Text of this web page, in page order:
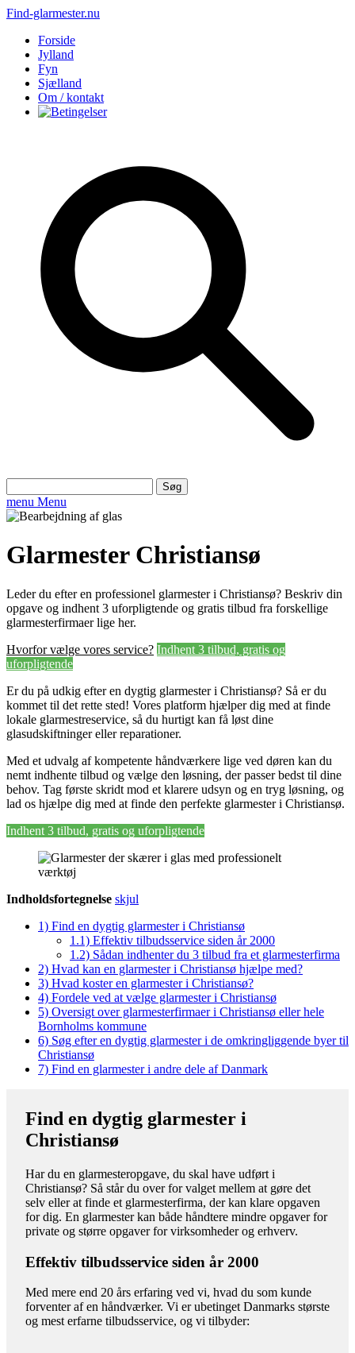
Find-glarmester.nu
Forside
Jylland
Fyn
Sjælland
Om / kontakt
efter:
menu Menu
Glarmester Christiansø
Leder du efter en professionel glarmester i Christiansø? Beskriv din
opgave og indhent 3 uforpligtende og gratis tilbud fra forskellige
glarmesterfirmaer lige her.
Hvorfor vælge vores service? Indhent 3 tilbud, gratis og
uforpligtende
Er du på udkig efter en dygtig glarmester i Christiansø? Så er du
kommet til det rette sted! Vores platform hjælper dig med at finde
lokale glarmestreservice, så du hurtigt kan få løst dine
glasudskiftninger eller reparationer.
Med et udvalg af kompetente håndværkere lige ved døren kan du
nemt indhente tilbud og vælge den løsning, der passer bedst til dine
behov. Tag første skridt mod et klarere udsyn og en tryg løsning, og
lad os hjælpe dig med at finde den perfekte glarmester i Christiansø.
Indhent 3 tilbud, gratis og uforpligtende
Indholdsfortegnelse skjul
1) Find en dygtig glarmester i Christiansø
1.1) Effektiv tilbudsservice siden år 2000
1.2) Sådan indhenter du 3 tilbud fra et glarmesterfirma
2) Hvad kan en glarmester i Christiansø hjælpe med?
3) Hvad koster en glarmester i Christiansø?
4) Fordele ved at vælge glarmester i Christiansø
5) Oversigt over glarmesterfirmaer i Christiansø eller hele
Bornholms kommune
6) Søg efter en dygtig glarmester i de omkringliggende byer til
Christiansø
7) Find en glarmester i andre dele af Danmark
Find en dygtig glarmester i
Christiansø
Har du en glarmesteropgave, du skal have udført i
Christiansø? Så står du over for valget mellem at gøre det
selv eller at finde et glarmesterfirma, der kan klare opgaven
for dig. En glarmester kan både håndtere mindre opgaver for
private og større opgaver for virksomheder og erhverv.
Effektiv tilbudsservice siden år 2000
Med mere end 20 års erfaring ved vi, hvad du som kunde
forventer af en håndværker. Vi er ubetinget Danmarks største
og mest erfarne tilbudsservice, og vi tilbyder: